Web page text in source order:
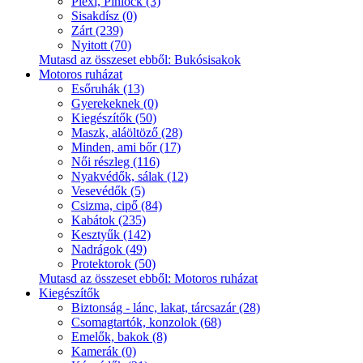
Sisakdísz (0)
Zárt (239)
Nyitott (70)
Mutasd az összeset ebből: Bukósisakok
Motoros ruházat
Esőruhák (13)
Gyerekeknek (0)
Kiegészítők (50)
Maszk, aláöltöző (28)
Minden, ami bőr (17)
Női részleg (116)
Nyakvédők, sálak (12)
Vesevédők (5)
Csizma, cipő (84)
Kabátok (235)
Kesztyűk (142)
Nadrágok (49)
Protektorok (50)
Mutasd az összeset ebből: Motoros ruházat
Kiegészítők
Biztonság - lánc, lakat, tárcsazár (28)
Csomagtartók, konzolok (68)
Emelők, bakok (8)
Kamerák (0)